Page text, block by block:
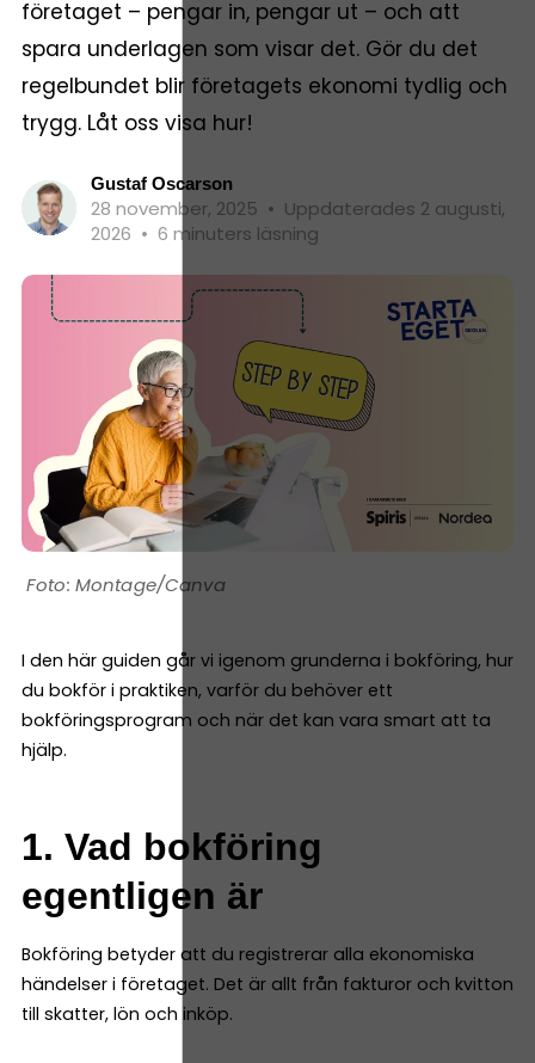
företaget – pengar in, pengar ut – och att
spara underlagen som visar det. Gör du det
regelbundet blir företagets ekonomi tydlig och
trygg. Låt oss visa hur!
Gustaf Oscarson
28 november, 2025 • Uppdaterades 2 augusti,
2026 • 6 minuters läsning
Montage/Canva
I den här guiden går vi igenom grunderna i bokföring, hur
du bokför i praktiken, varför du behöver ett
bokföringsprogram och när det kan vara smart att ta
hjälp.
1. Vad bokföring
egentligen är
Bokföring betyder att du registrerar alla ekonomiska
händelser i företaget. Det är allt från fakturor och kvitton
till skatter, lön och inköp.